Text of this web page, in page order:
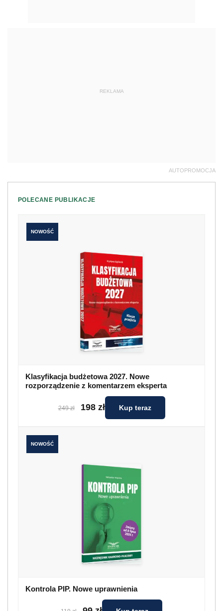
REKLAMA
AUTOPROMOCJA
POLECANE PUBLIKACJE
NOWOŚĆ
Klasyfikacja budżetowa 2027. Nowe
rozporządzenie z komentarzem eksperta
249 zł 198 zł Kup teraz
NOWOŚĆ
Kontrola PIP. Nowe uprawnienia